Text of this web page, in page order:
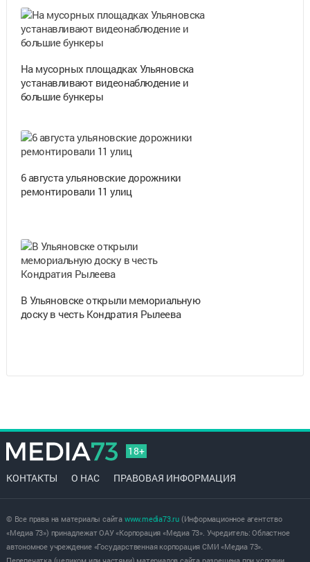
На мусорных площадках Ульяновска
устанавливают видеонаблюдение и
большие бункеры
6 августа ульяновские дорожники
ремонтировали 11 улиц
В Ульяновске открыли мемориальную
доску в честь Кондратия Рылеева
18+
КОНТАКТЫ О НАС ПРАВОВАЯ ИНФОРМАЦИЯ
© Все права на материалы сайта www.media73.ru(Информационное агентство
«Медиа 73») принадлежат ОАУ «Корпорация «Медиа 73». Учредитель: Областное
автономное учреждение «Государственная корпорация СМИ «Медиа 73».